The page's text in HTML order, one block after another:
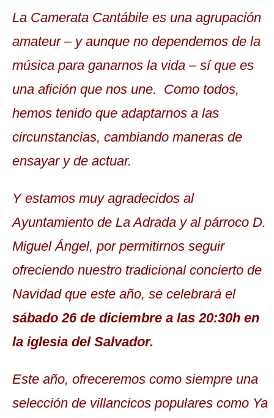
La Camerata Cantábile es una agrupación
amateur – y aunque no dependemos de la
música para ganarnos la vida – sí que es
una afición que nos une. Como todos,
hemos tenido que adaptarnos a las
circunstancias, cambiando maneras de
ensayar y de actuar.
Y estamos muy agradecidos al
Ayuntamiento de La Adrada y al párroco D.
Miguel Ángel, por permitirnos seguir
ofreciendo nuestro tradicional concierto de
Navidad que este año, se celebrará el
sábado 26 de diciembre a las 20:30h en
la iglesia del Salvador.
Este año, ofreceremos como siempre una
selección de villancicos populares como Ya